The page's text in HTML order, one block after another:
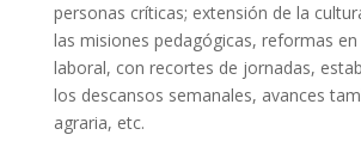
personas críticas; extensión de la
las misiones pedagógicas, reformas
laboral, con recortes de jornadas,
los descansos semanales, avances
agraria, etc.